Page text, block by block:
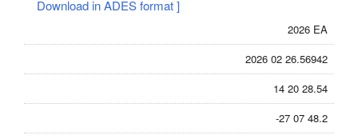
Download in ADES format ]
2026 EA
2026 02 26.56942
14 20 28.54
-27 07 48.2